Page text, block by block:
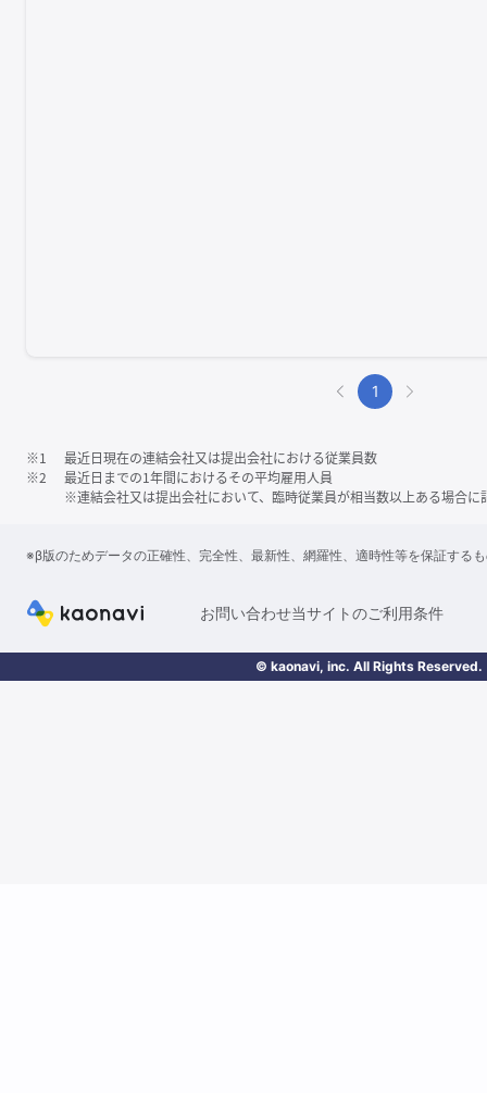
1
※1
最近日現在の連結会社又は提出会社における従業員数
※2
最近日までの1年間におけるその平均雇用人員
※連結会社又は提出会社において、臨時従業員が相当数以上ある場合に
※β版のためデータの正確性、完全性、最新性、網羅性、適時性等を保証する
お問い合わせ当サイトのご利用条件
© kaonavi, inc. All Rights Reserved.